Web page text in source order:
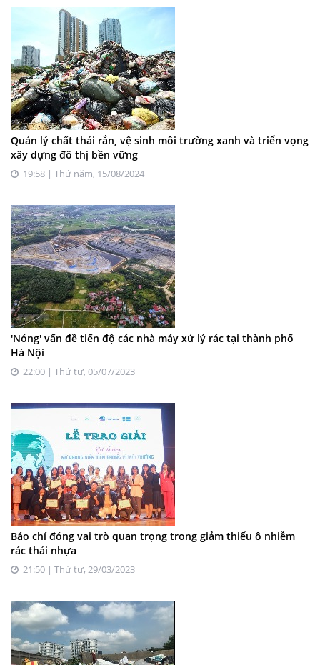
Quản lý chất thải rắn, vệ sinh môi trường xanh và triển vọng
xây dựng đô thị bền vững
19:58 | Thứ năm, 15/08/2024
'Nóng' vấn đề tiến độ các nhà máy xử lý rác tại thành phố
Hà Nội
22:00 | Thứ tư, 05/07/2023
Báo chí đóng vai trò quan trọng trong giảm thiểu ô nhiễm
rác thải nhựa
21:50 | Thứ tư, 29/03/2023